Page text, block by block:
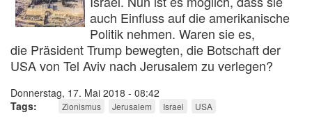
auch Einfluss auf die amerikanische
Politik nehmen. Waren sie es,
die Präsident Trump bewegten, die Botschaft der
USA von Tel Aviv nach Jerusalem zu verlegen?
Donnerstag, 17. Mai 2018 - 08:42
Tags
Zionismus Jerusalem Israel USA